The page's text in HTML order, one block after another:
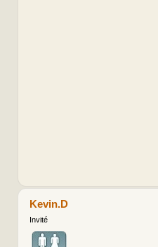
Kevin.D
Invité